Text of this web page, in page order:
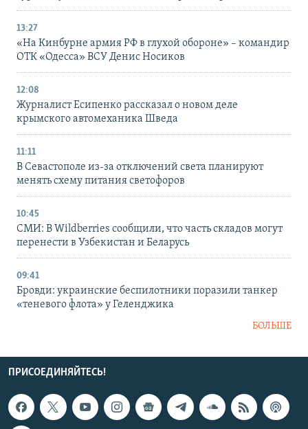
13:27
«На Кинбурне армия РФ в глухой обороне» – командир
ОТК «Одесса» ВСУ Денис Носиков
12:08
Журналист Есипенко рассказал о новом деле
крымского автомеханика Шведа
11:11
В Севастополе из-за отключений света планируют
менять схему питания светофоров
10:45
СМИ: В Wildberries сообщили, что часть складов могут
перенести в Узбекистан и Беларусь
09:41
Бровди: украинские беспилотники поразили танкер
«теневого флота» у Геленджика
БОЛЬШЕ
ПРИСОЕДИНЯЙТЕСЬ!